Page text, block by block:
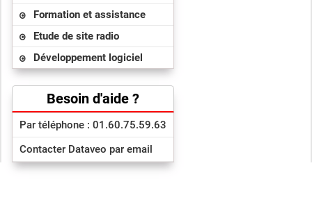
Formation et assistance
Etude de site radio
Développement logiciel
Besoin d'aide ?
Par téléphone : 01.60.75.59.63
Contacter Dataveo par email